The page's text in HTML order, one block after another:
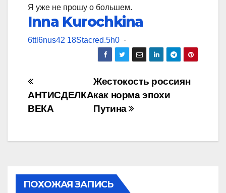
Я уже не прошу о большем.
Inna Kurochkina
6ttl6nus42 18Stacred.5h0 ·
Навигация
по
Жестокость россиян
как норма эпохи
Путина
АНТИСДЕЛКА
ВЕКА
ПОХОЖАЯ ЗАПИСЬ